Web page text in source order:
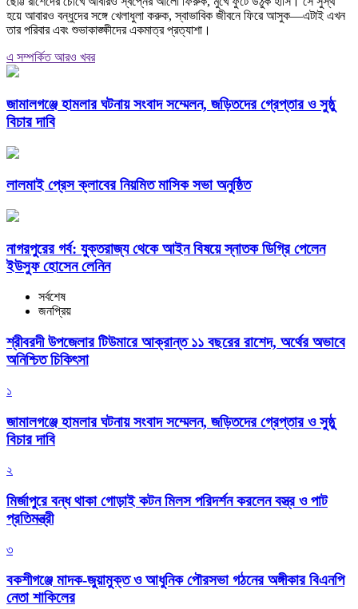
হয়ে আবারও বন্ধুদের সঙ্গে খেলাধুলা করুক, স্বাভাবিক জীবনে ফিরে আসুক—এটাই এখন
তার পরিবার এবং শুভাকাঙ্ক্ষীদের একমাত্র প্রত্যাশা।
এ সম্পর্কিত আরও খবর
জামালগঞ্জে হামলার ঘটনায় সংবাদ সম্মেলন, জড়িতদের গ্রেপ্তার ও সুষ্ঠু
বিচার দাবি
লালমাই প্রেস ক্লাবের নিয়মিত মাসিক সভা অনুষ্ঠিত
নাগরপুরের গর্ব: যুক্তরাজ্য থেকে আইন বিষয়ে স্নাতক ডিগ্রি পেলেন
ইউসুফ হোসেন লেনিন
সর্বশেষ
জনপ্রিয়
শ্রীবরদী উপজেলার টিউমারে আক্রান্ত ১১ বছরের রাশেদ, অর্থের অভাবে
অনিশ্চিত চিকিৎসা
১
জামালগঞ্জে হামলার ঘটনায় সংবাদ সম্মেলন, জড়িতদের গ্রেপ্তার ও সুষ্ঠু
বিচার দাবি
২
মির্জাপুরে বন্ধ থাকা গোড়াই কটন মিলস পরিদর্শন করলেন বস্ত্র ও পাট
প্রতিমন্ত্রী
৩
বকশীগঞ্জে মাদক-জুয়ামুক্ত ও আধুনিক পৌরসভা গঠনের অঙ্গীকার বিএনপি
নেতা শাকিলের